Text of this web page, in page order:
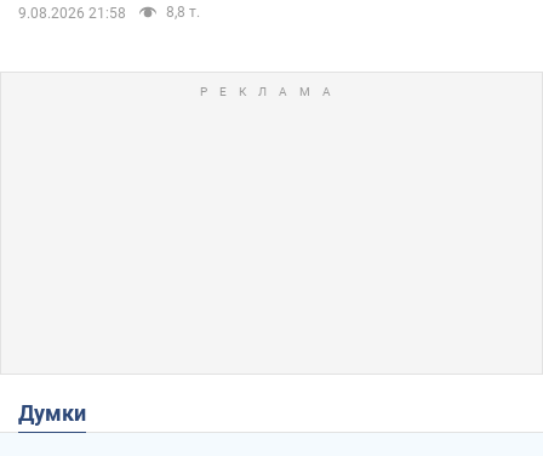
9.08.2026 21:58 8,8 т.
Думки